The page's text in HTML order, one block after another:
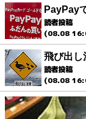
PayPay
読者投稿
(08.08
飛び出し
読者投稿
(08.08